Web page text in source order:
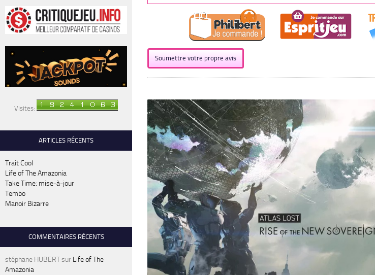
Soumettre votre propre avis
Visites:
ARTICLES RÉCENTS
Trait Cool
Life of The Amazonia
Take Time: mise-à-jour
Tembo
Manoir Bizarre
COMMENTAIRES RÉCENTS
stéphane HUBERTsur Life of The
Amazonia